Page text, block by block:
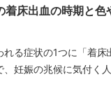
着床出血の時期と
る症状の1つに「着
、妊娠の兆候に気付く